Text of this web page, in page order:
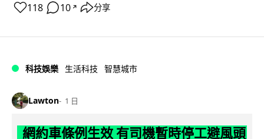
118 10 ↗ 分享
科技娛樂 生活科技 智慧城市
Lawton 1 日
網約車條例生效 有司機暫時停工避風頭